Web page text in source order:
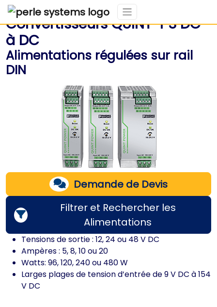
Convertisseurs QUINT-PS DC
à DC
Alimentations régulées sur rail
DIN
Demande de Devis
Filtrer et Rechercher les
Alimentations
Tensions de sortie : 12, 24 ou 48 V DC
Ampères : 5, 8, 10 ou 20
Watts: 96, 120, 240 ou 480 W
Larges plages de tension d’entrée de 9 V DC à 154
V DC